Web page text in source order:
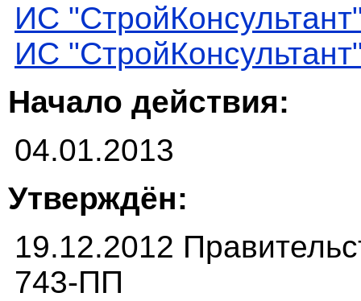
ИС
ИС
Начало действия:
04.01.2013
Утверждён:
19.12.2012
743-ПП